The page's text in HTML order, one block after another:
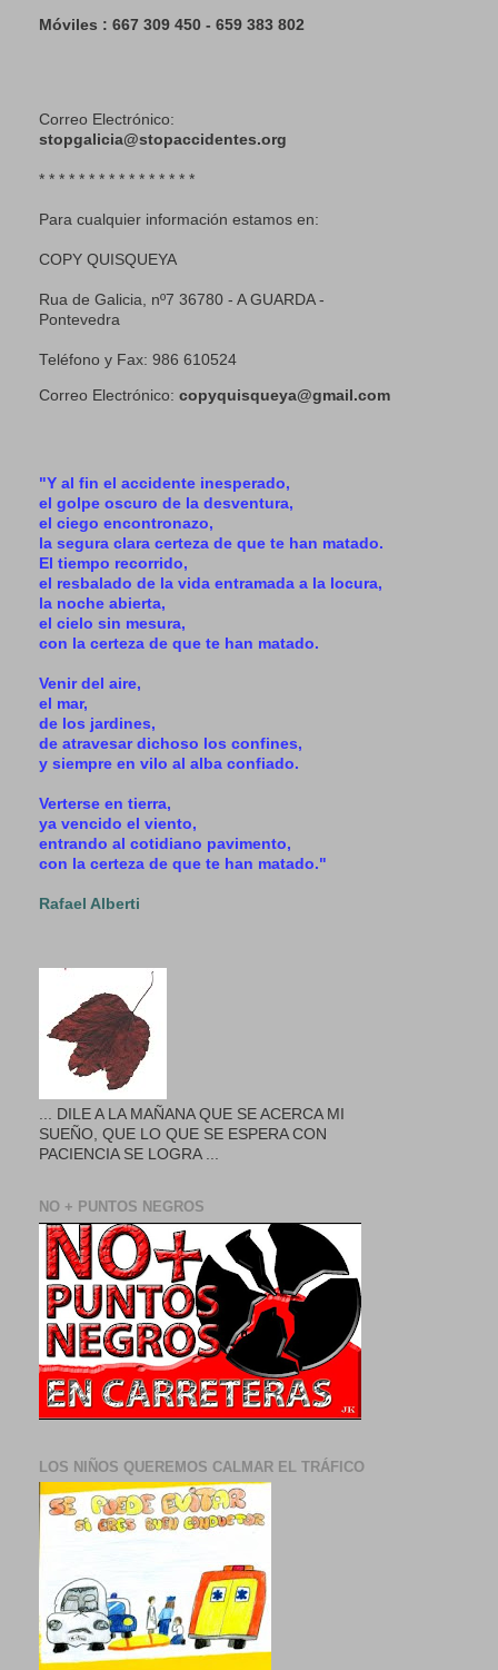
Móviles : 667 309 450 - 659 383 802
Correo Electrónico:
stopgalicia@stopaccidentes.org
* * * * * * * * * * * * * * * *
Para cualquier información estamos en:
COPY QUISQUEYA
Rua de Galicia, nº7 36780 - A GUARDA -
Pontevedra
Teléfono y Fax: 986 610524
Correo Electrónico: copyquisqueya@gmail.com
"Y al fin el accidente inesperado,
el golpe oscuro de la desventura,
el ciego encontronazo,
la segura clara certeza de que te han matado.
El tiempo recorrido,
el resbalado de la vida entramada a la locura,
la noche abierta,
el cielo sin mesura,
con la certeza de que te han matado.
Venir del aire,
el mar,
de los jardines,
de atravesar dichoso los confines,
y siempre en vilo al alba confiado.
Verterse en tierra,
ya vencido el viento,
entrando al cotidiano pavimento,
con la certeza de que te han matado."
Rafael Alberti
... DILE A LA MAÑANA QUE SE ACERCA MI
SUEÑO, QUE LO QUE SE ESPERA CON
PACIENCIA SE LOGRA ...
NO + PUNTOS NEGROS
LOS NIÑOS QUEREMOS CALMAR EL TRÁFICO